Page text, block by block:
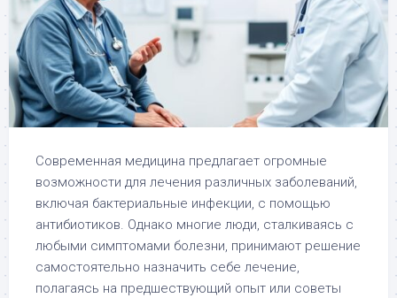
Современная медицина предлагает огромные
возможности для лечения различных заболеваний,
включая бактериальные инфекции, с помощью
антибиотиков. Однако многие люди, сталкиваясь с
любыми симптомами болезни, принимают решение
самостоятельно назначить себе лечение,
полагаясь на предшествующий опыт или советы